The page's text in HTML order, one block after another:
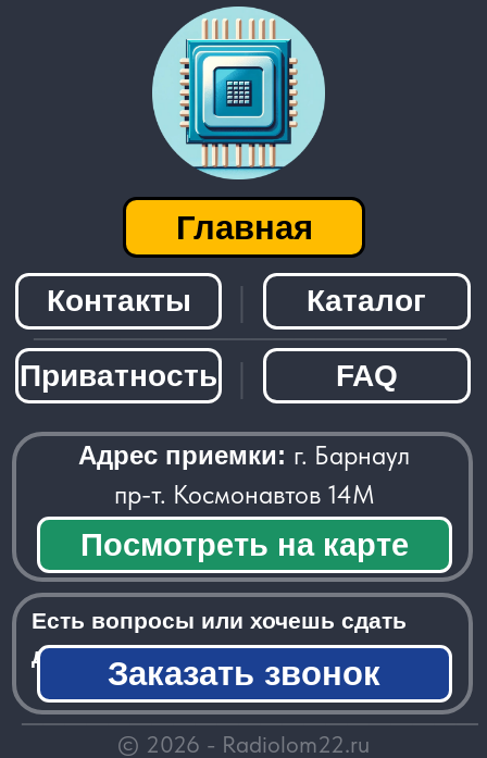
───────────────────
│
Каталог
Приватность FAQ
─────────────────────
© 2026 - Radiolom22.ru
Есть вопросы или хочешь сдать
Заказать звонок
Посмотреть на карте
Адрес приемки:г. Барнаул
пр-т. Космонавтов 14М